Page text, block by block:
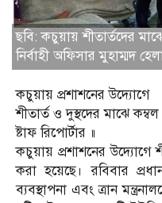
ছবি: কচুয়ায় শীতার্তদের
নির্বাহী অফিসার মুহাম্মদ
কচুয়ায় প্রশাশনের উদ্যোগে
শীতার্ত ও দুস্থদের মাঝে
ষ্টাফ রিপোর্টার ॥
কচুয়ায় প্রশাশনের উদ্যোগে
করা হয়েছে। রবিবার
ব্যবস্থাপনা এবং ত্রান